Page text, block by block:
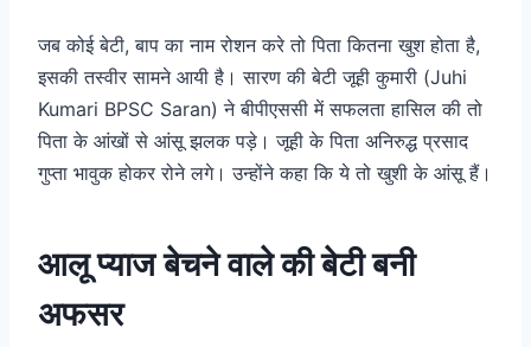
जब कोई बेटी, बाप का नाम रोशन करे तो पिता कितना खुश होता है,
इसकी तस्वीर सामने आयी है। सारण की बेटी जूही कुमारी (Juhi
Kumari BPSC Saran) ने बीपीएससी में सफलता हासिल की तो
पिता के आंखों से आंसू झलक पड़े। जूही के पिता अनिरुद्ध प्रसाद
गुप्ता भावुक होकर रोने लगे। उन्होंने कहा कि ये तो खुशी के आंसू हैं।
आलू प्याज बेचने वाले की बेटी बनी
अफसर